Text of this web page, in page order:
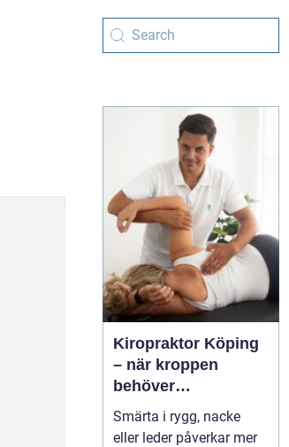
Kiropraktor Köping
– när kroppen
behöver
professionell hjälp
Smärta i rygg, nacke
eller leder påverkar mer